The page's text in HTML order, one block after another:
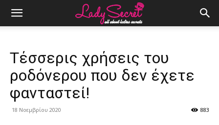
Τέσσερις χρήσεις του
ροδόνερου που δεν έχετε
φανταστεί!
18 Νοεμβρίου 2020 883